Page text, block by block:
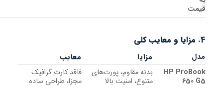
HP
بدنه مقاوم، پورت‌های
متنوع، امنیت بالا
فاقد کارت گرافیک
مجزا، طراحی ساده